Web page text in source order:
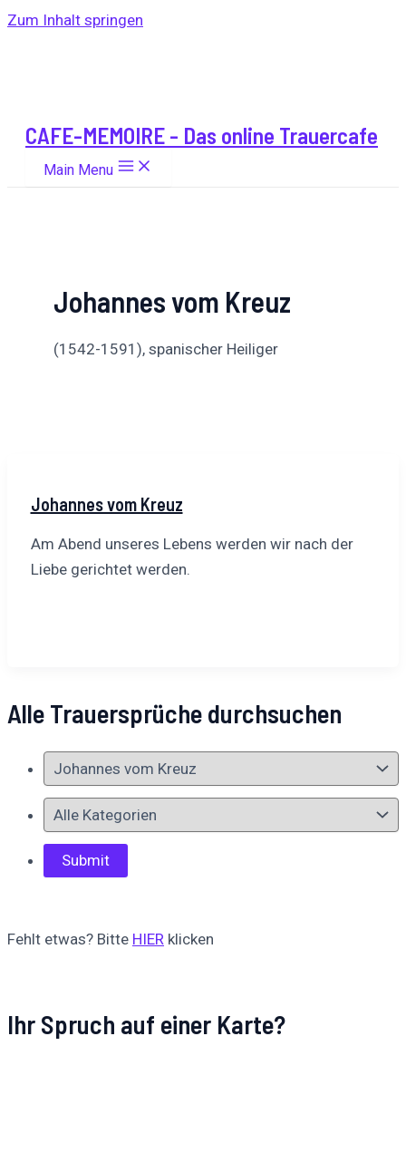
Zum Inhalt springen
CAFE-MEMOIRE - Das online Trauercafe
Main Menu
Johannes vom Kreuz
(1542-1591), spanischer Heiliger
Johannes vom Kreuz
Am Abend unseres Lebens werden wir nach der
Liebe gerichtet werden.
Alle Trauersprüche durchsuchen
Fehlt etwas? Bitte HIER klicken
Ihr Spruch auf einer Karte?